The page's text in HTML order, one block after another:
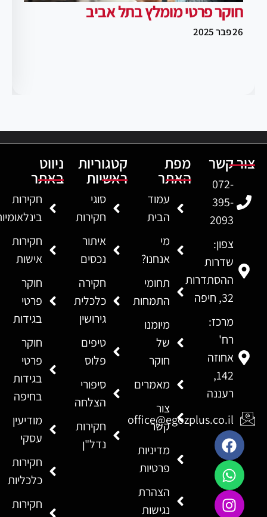
חוקר פרטי מומלץ בתל אביב
26 פבר 2025
צור קשר
072-
395-
2093
צפון:
שדרות
ההסתדרות
32, חיפה
מרכז:
רח'
אחוזה
142,
רעננה
office@egozplus.co.il
מפת
האתר
עמוד
הבית
מי
אנחנו?
תחומי
התמחות
מיומנו
של
חוקר
מאמרים
צור
קשר
מדיניות
פרטיות
הצהרת
נגישות
קטגוריות
ראשיות
סוגי
חקירות
איתור
נכסים
חקירה
כלכלית
גירושין
טיפים
פלוס
סיפורי
הצלחה
חקירות
נדל"ן
ניווט
באתר
חקירות
חקירות
אישות
חוקר
פרטי
בגידות
חוקר
פרטי
בגידות
בחיפה
מודיעין
עסקי
חקירות
כלכליות
חקירות